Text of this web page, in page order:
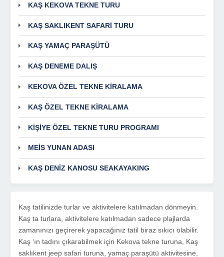
KAŞ KEKOVA TEKNE TURU
KAŞ SAKLIKENT SAFARİ TURU
KAŞ YAMAÇ PARAŞÜTÜ
KAŞ DENEME DALIŞ
KEKOVA ÖZEL TEKNE KİRALAMA
KAŞ ÖZEL TEKNE KİRALAMA
KİŞİYE ÖZEL TEKNE TURU PROGRAMI
MEİS YUNAN ADASI
KAŞ DENİZ KANOSU SEAKAYAKING
Kaş tatilinizde turlar ve aktivitelere katılmadan dönmeyin.
Kaş ta turlara, aktivitelere katılmadan sadece plajlarda
zamanınızı geçirerek yapacağınız tatil biraz sıkıcı olabilir.
Kaş ‘ın tadını çıkarabilmek için Kekova tekne turuna, Kaş
saklıkent jeep safari turuna, yamaç paraşütü aktivitesine,